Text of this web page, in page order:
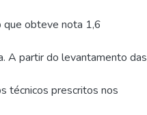
que obteve nota 1,6
A partir do levantamento das
técnicos prescritos nos